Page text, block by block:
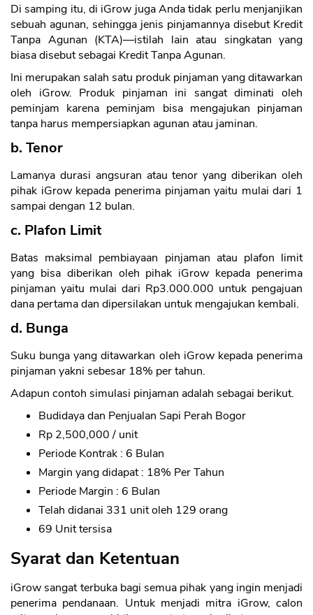
Di samping itu, di iGrow juga Anda tidak perlu menjanjikan
sebuah agunan, sehingga jenis pinjamannya disebut Kredit
Tanpa Agunan (KTA)—istilah lain atau singkatan yang
biasa disebut sebagai Kredit Tanpa Agunan.
Ini merupakan salah satu produk pinjaman yang ditawarkan
oleh iGrow. Produk pinjaman ini sangat diminati oleh
peminjam karena peminjam bisa mengajukan pinjaman
tanpa harus mempersiapkan agunan atau jaminan.
b. Tenor
Lamanya durasi angsuran atau tenor yang diberikan oleh
pihak iGrow kepada penerima pinjaman yaitu mulai dari 1
sampai dengan 12 bulan.
c. Plafon Limit
Batas maksimal pembiayaan pinjaman atau plafon limit
yang bisa diberikan oleh pihak iGrow kepada penerima
pinjaman yaitu mulai dari Rp3.000.000 untuk pengajuan
dana pertama dan dipersilakan untuk mengajukan kembali.
d. Bunga
Suku bunga yang ditawarkan oleh iGrow kepada penerima
pinjaman yakni sebesar 18% per tahun.
Adapun contoh simulasi pinjaman adalah sebagai berikut.
Budidaya dan Penjualan Sapi Perah Bogor
Rp 2,500,000 / unit
Periode Kontrak : 6 Bulan
Margin yang didapat : 18% Per Tahun
Periode Margin : 6 Bulan
Telah didanai 331 unit oleh 129 orang
69 Unit tersisa
Syarat dan Ketentuan
iGrow sangat terbuka bagi semua pihak yang ingin menjadi
penerima pendanaan. Untuk menjadi mitra iGrow, calon